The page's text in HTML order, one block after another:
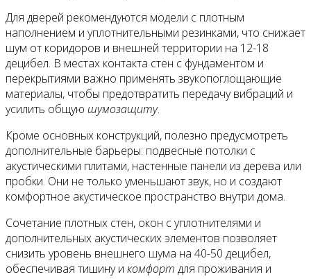
Для дверей рекомендуются модели с плотным
наполнением и уплотнительными резинками, что снижает
шум от коридоров и внешней территории на 12-18
децибел. В местах контакта стен с фундаментом и
перекрытиями важно применять звукопоглощающие
материалы, чтобы предотвратить передачу вибраций и
усилить общую шумозащиту.
Кроме основных конструкций, полезно предусмотреть
дополнительные барьеры: подвесные потолки с
акустическими плитами, настенные панели из дерева или
пробки. Они не только уменьшают звук, но и создают
комфортное акустическое пространство внутри дома.
Сочетание плотных стен, окон с уплотнителями и
дополнительных акустических элементов позволяет
снизить уровень внешнего шума на 40-50 децибел,
обеспечивая тишину и комфорт для проживания и